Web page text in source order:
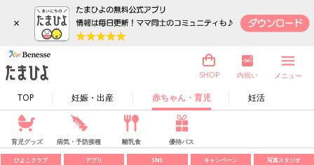
×
TOP 妊娠・出産 赤ちゃん・育児 妊活
SHOP 内祝い メニュー
育児グッズ 病気・予防接種 離乳食 優待パス
ひよこクラブ アプリ SNS キャンペーン 写真スタジオ